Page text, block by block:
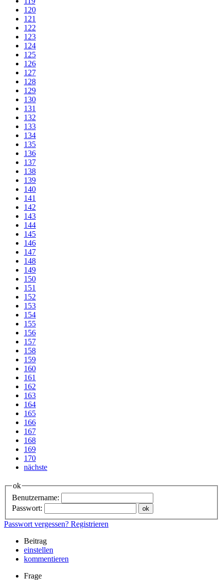
120
121
122
123
124
125
126
127
128
129
130
131
132
133
134
135
136
137
138
139
140
141
142
143
144
145
146
147
148
149
150
151
152
153
154
155
156
157
158
159
160
161
162
163
164
165
166
167
168
169
170
nächste
ok
Benutzername:
Passwort:
Passwort vergessen? Registrieren
Beitrag
einstellen
kommentieren
Frage